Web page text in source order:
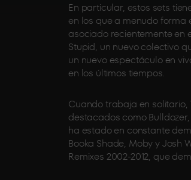
En particular, estos sets
en los que a menudo
asociado recientemente en
Stupid, un nuevo colectivo
un nuevo espectáculo en
en los últimos tiempos.
Cuando trabaja en
destacados como
ha estado en constante
Booka Shade, Moby y Josh
Remixes 2002-2012, que